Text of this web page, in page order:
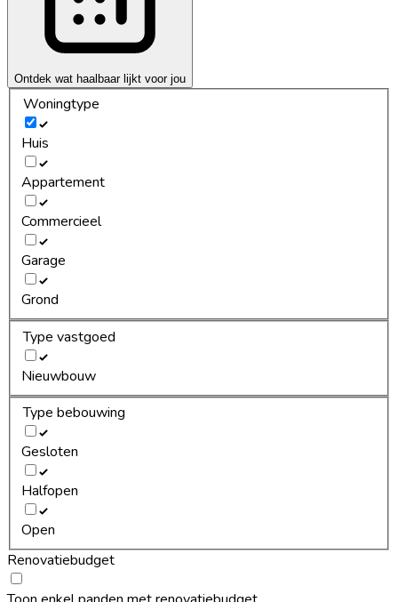
Ontdek wat haalbaar lijkt voor jou
Woningtype
Huis
Appartement
Commercieel
Garage
Grond
Type vastgoed
Nieuwbouw
Type bebouwing
Gesloten
Halfopen
Open
Renovatiebudget